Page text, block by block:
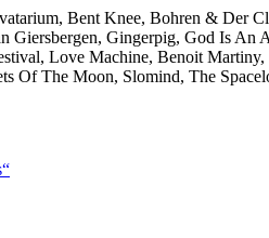
Bent Knee, Bohren &
Gingerpig, God Is
Love Machine, Benoit
Of The Moon, Slomind, The